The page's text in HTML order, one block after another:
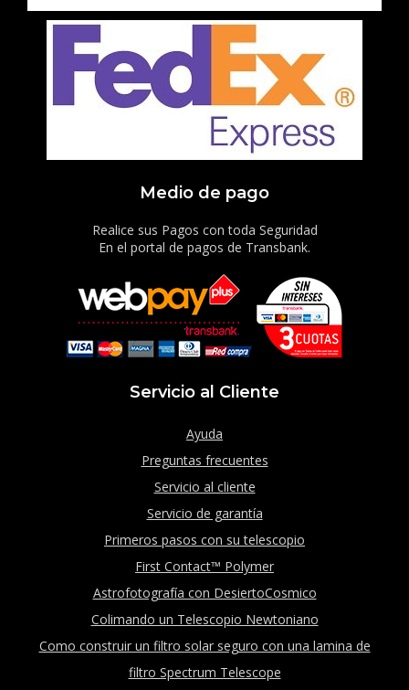
Medio de pago
Realice sus Pagos con toda Seguridad
En el portal de pagos de Transbank.
Servicio al Cliente
Ayuda
Preguntas frecuentes
Servicio al cliente
Servicio de garantía
Primeros pasos con su telescopio
First Contact™ Polymer
Astrofotografía con DesiertoCosmico
Colimando un Telescopio Newtoniano
Como construir un filtro solar seguro con una lamina de
filtro Spectrum Telescope